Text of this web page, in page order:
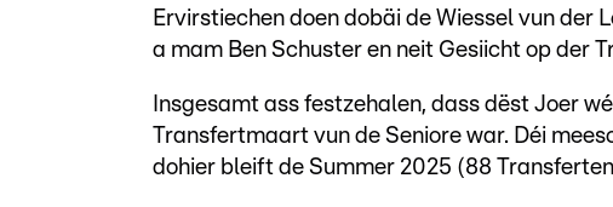
Ervirstiechen doen dobäi de Wiessel vun der
a mam Ben Schuster en neit Gesiicht op der
Insgesamt ass festzehalen, dass dëst Joer
Transfertmaart vun de Seniore war. Déi
dohier bleift de Summer 2025 (88